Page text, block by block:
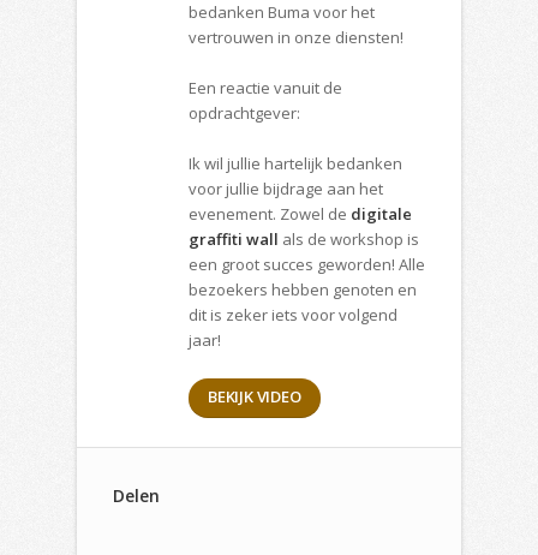
bedanken Buma voor het
vertrouwen in onze diensten!
Een reactie vanuit de
opdrachtgever:
Ik wil jullie hartelijk bedanken
voor jullie bijdrage aan het
evenement. Zowel de digitale
graffiti wall als de workshop is
een groot succes geworden! Alle
bezoekers hebben genoten en
dit is zeker iets voor volgend
jaar!
BEKIJK VIDEO
Delen